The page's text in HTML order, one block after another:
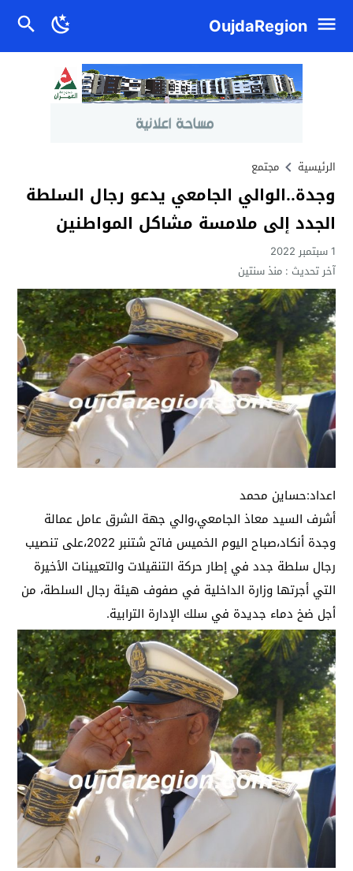
OujdaRegion
الرئيسية مجتمع
وجدة..الوالي الجامعي يدعو رجال السلطة
الجدد إلى ملامسة مشاكل المواطنين
1 سبتمبر 2022
آخر تحديث :منذ سنتين
اعداد:حساين محمد
أشرف السيد معاذ الجامعي،والي جهة الشرق عامل عمالة
وجدة أنكاد،صباح اليوم الخميس فاتح شتنبر 2022،على تنصيب
رجال سلطة جدد في إطار حركة التنقيلات والتعيينات الأخيرة
التي أجرتها وزارة الداخلية في صفوف هيئة رجال السلطة، من
أجل ضخ دماء جديدة في سلك الإدارة الترابية.